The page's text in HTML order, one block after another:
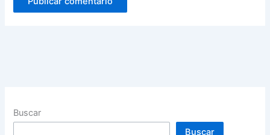
Buscar
Buscar